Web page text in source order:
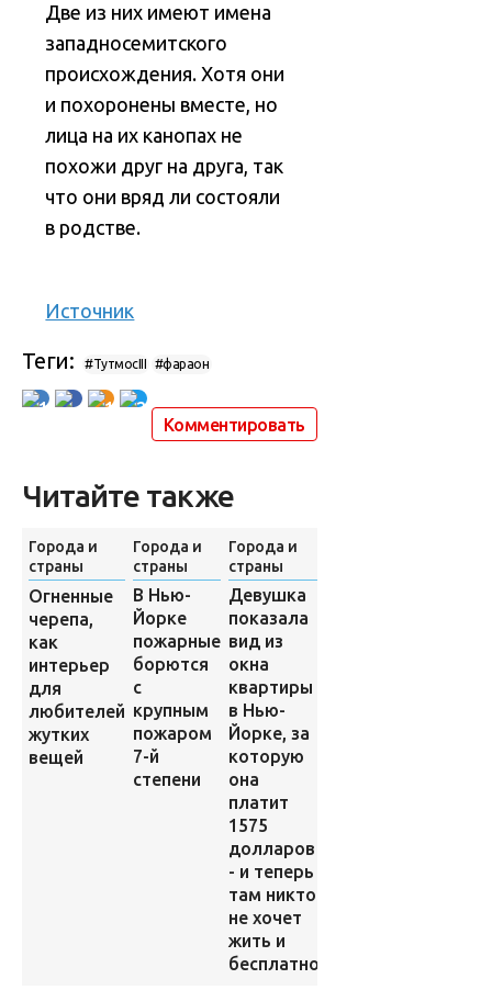
Две из них имеют имена
западносемитского
происхождения. Хотя они
и похоронены вместе, но
лица на их канопах не
похожи друг на друга, так
что они вряд ли состояли
в родстве.
Источник
Теги: #ТутмосIII #фараон
1 1 2
Комментировать
Читайте также
Города и
страны
Огненные
черепа,
как
интерьер
для
любителей
жутких
вещей
Города и
страны
В Нью-
Йорке
пожарные
борются
с
крупным
пожаром
7-й
степени
Города и
страны
Девушка
показала
вид из
окна
квартиры
в Нью-
Йорке, за
которую
она
платит
1575
долларов
- и теперь
там никто
не хочет
жить и
бесплатно